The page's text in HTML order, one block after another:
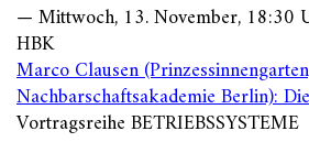
— Mittwoch, 13. November, 18:30
HBK
Marco Clausen
Nachbarschaftsakademie Berlin):
Vortragsreihe BETRIEBSSYSTEME